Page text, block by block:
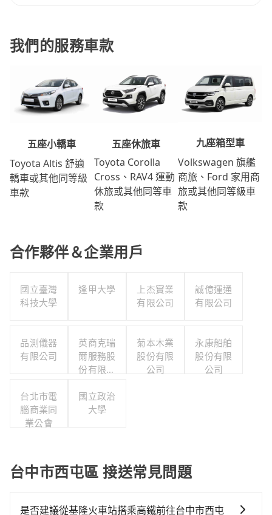
我們的服務車款
五座小轎車
Toyota Altis 舒適
轎車或其他同等級
車款
五座休旅車
Toyota Corolla
Cross、RAV4 運動
休旅或其他同等車
款
九座箱型車
Volkswagen 旗艦
商旅、Ford 家用商
旅或其他同等級車
款
合作夥伴＆企業用戶
國立臺灣
科技大學
逢甲大學
上杰實業
有限公司
誠億運通
有限公司
品測儀器
有限公司
英商克瑞
爾服務股
份有限公
公司
菊本木業
股份有限
公司
永康船舶
股份有限
公司
台北市電
腦商業同
業公會
國立政治
大學
台中市西屯區 接送常見問題
是否建議從基隆火車站搭乘高鐵前往台中市西屯